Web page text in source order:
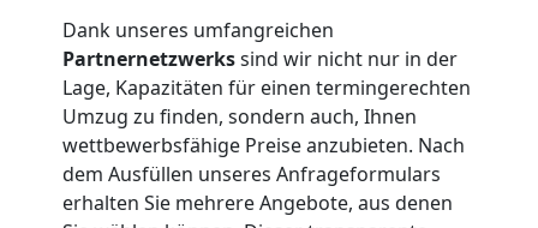
Dank unseres umfangreichen
Partnernetzwerkssind wir nicht nur in der
Lage, Kapazitäten für einen termingerechten
Umzug zu finden, sondern auch, Ihnen
wettbewerbsfähige Preise anzubieten. Nach
dem Ausfüllen unseres Anfrageformulars
erhalten Sie mehrere Angebote, aus denen
Leonding
Mini
Umzug